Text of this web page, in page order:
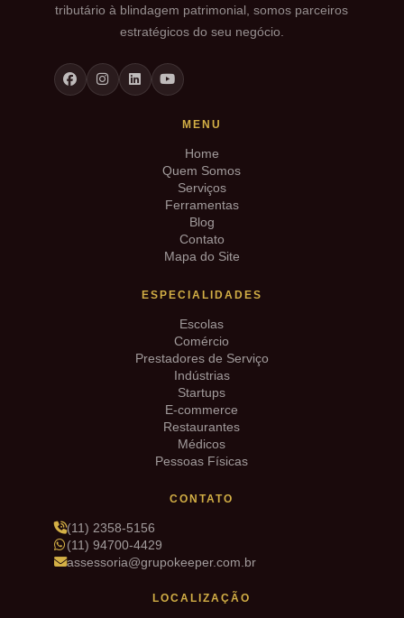
tributário à blindagem patrimonial, somos parceiros
estratégicos do seu negócio.
MENU
Home
Quem Somos
Serviços
Ferramentas
Blog
Contato
Mapa do Site
ESPECIALIDADES
Escolas
Comércio
Prestadores de Serviço
Indústrias
Startups
E-commerce
Restaurantes
Médicos
Pessoas Físicas
CONTATO
(11) 2358-5156
(11) 94700-4429
assessoria@grupokeeper.com.br
LOCALIZAÇÃO